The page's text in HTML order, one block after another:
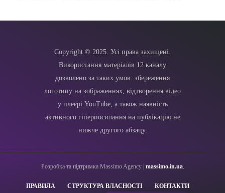
Copyright © 2025. Усі права захищені.
Використання матеріалів 12 каналу
дозволено за таких умов: збереження
логотипу на зображеннях, відтворення відео
у плеєрі YouTube, а також наявність
активного гіперпосилання на публікацію не
нижче другого абзацу.
Розробка та підтримка Massimo Agency | massimo.in.ua.
ПРАВИЛА СТРУКТУРА ВЛАСНОСТІ КОНТАКТИ